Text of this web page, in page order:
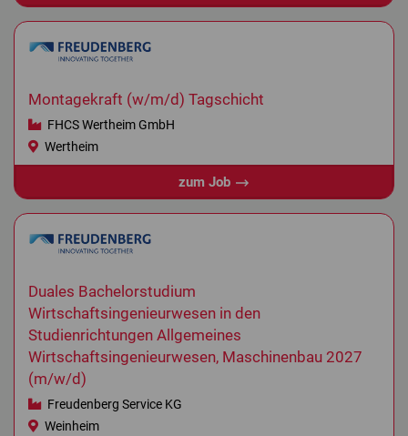
Montagekraft (w/m/d) Tagschicht
FHCS Wertheim GmbH
Wertheim
zum Job
Duales Bachelorstudium
Wirtschaftsingenieurwesen in den
Studienrichtungen Allgemeines
Wirtschaftsingenieurwesen, Maschinenbau 2027
(m/w/d)
Freudenberg Service KG
Weinheim